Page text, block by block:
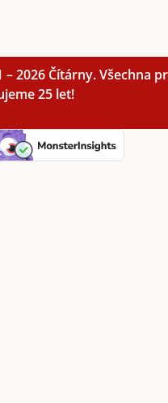
2026 Čítárny. Všechna
25 let!